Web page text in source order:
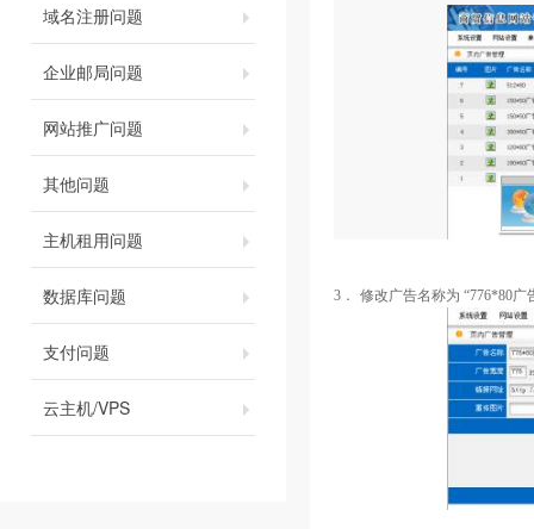
域名注册问题
企业邮局问题
网站推广问题
其他问题
主机租用问题
数据库问题
支付问题
云主机/VPS
3． 修改广告名称为 “776*80广